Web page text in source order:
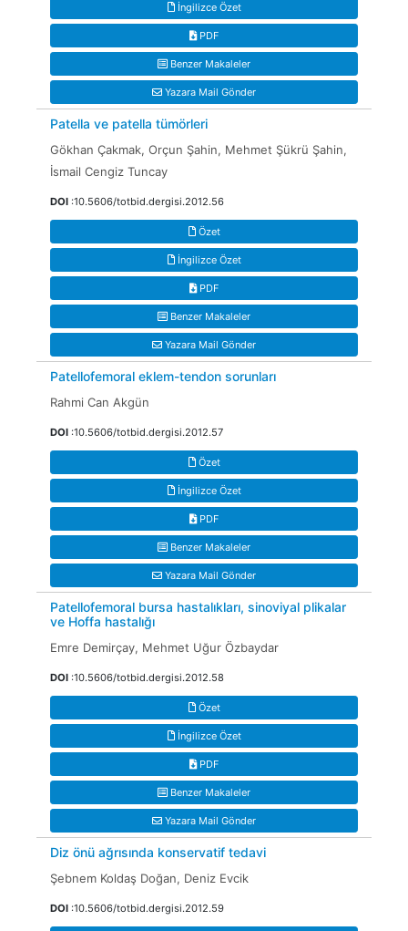
İngilizce Özet
PDF
Benzer Makaleler
Yazara Mail Gönder
Patella ve patella tümörleri
Gökhan Çakmak, Orçun Şahin, Mehmet Şükrü Şahin,
İsmail Cengiz Tuncay
DOI :10.5606/totbid.dergisi.2012.56
Özet
İngilizce Özet
PDF
Benzer Makaleler
Yazara Mail Gönder
Patellofemoral eklem-tendon sorunları
Rahmi Can Akgün
DOI :10.5606/totbid.dergisi.2012.57
Özet
İngilizce Özet
PDF
Benzer Makaleler
Yazara Mail Gönder
Patellofemoral bursa hastalıkları, sinoviyal plikalar
ve Hoffa hastalığı
Emre Demirçay, Mehmet Uğur Özbaydar
DOI :10.5606/totbid.dergisi.2012.58
Özet
İngilizce Özet
PDF
Benzer Makaleler
Yazara Mail Gönder
Diz önü ağrısında konservatif tedavi
Şebnem Koldaş Doğan, Deniz Evcik
DOI :10.5606/totbid.dergisi.2012.59